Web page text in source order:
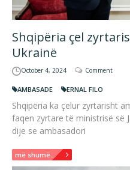
Shqipëria çel
Ukrainë
October 4, 2024 Comment
AMBASADE ERNAL FILO
Shqipëria ka çelur zyrtarisht
faqen zyrtare të ministrisë së
dije se ambasadori
më shumë...